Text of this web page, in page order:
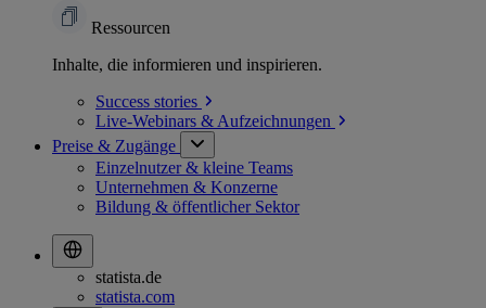
Ressourcen
Inhalte, die informieren und inspirieren.
Success stories
Live-Webinars & Aufzeichnungen
Preise & Zugänge
Einzelnutzer & kleine Teams
Unternehmen & Konzerne
Bildung & öffentlicher Sektor
statista.de
statista.com